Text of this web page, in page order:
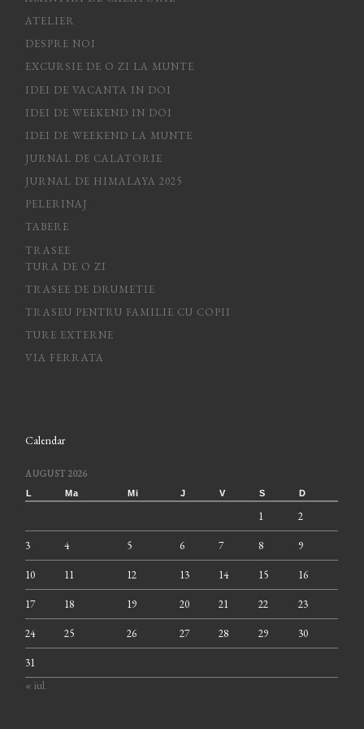
ATELIER
DESPRE NOI
EXCURSIE DE O ZI LA MUNTE
IDEI DE VACANTA IN DOI
IDEI DE WEEKEND IN DOI
IDEI DE WEEKEND LA MUNTE
JURNAL DE CALATORIE
JURNAL DE HIMALAYA 2025
PELERINAJ
TABERE
TRASEE
TURA DE O ZI
TRASEE DE DRUMETIE
TRASEU PENTRU FAMILIE CU COPII
TURE EXTERNE
VIA FERRATA
Calendar
AUGUST 2026
L Ma Mi J V S D
1 2
3 4 5 6 7 8 9
10 11 12 13 14 15 16
17 18 19 20 21 22 23
24 25 26 27 28 29 30
31
« iul.